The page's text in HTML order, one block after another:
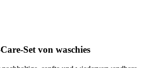
Set von waschies